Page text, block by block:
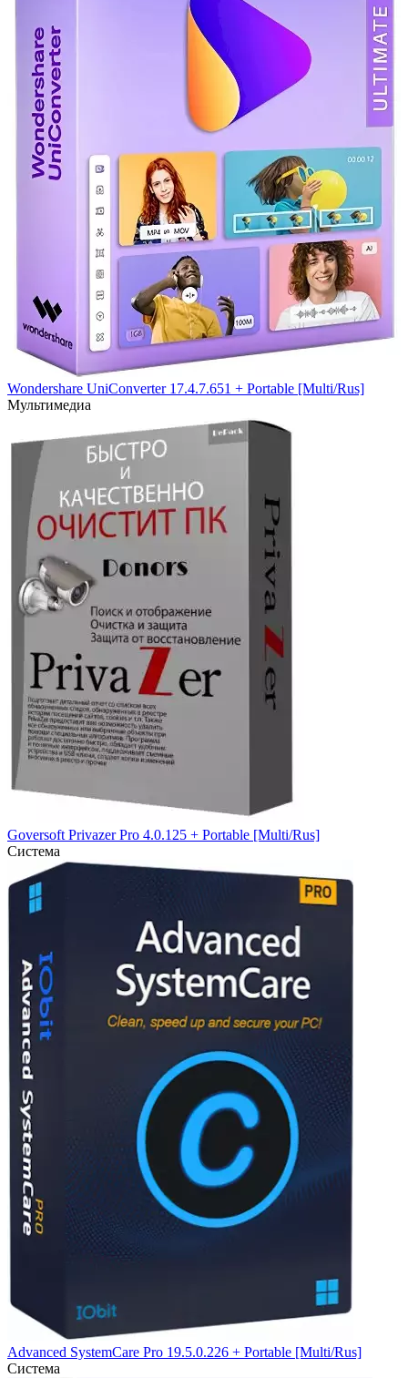
Wondershare UniConverter 17.4.7.651 + Portable [Multi/Rus]
Мультимедиа
Goversoft Privazer Pro 4.0.125 + Portable [Multi/Rus]
Система
Advanced SystemCare Pro 19.5.0.226 + Portable [Multi/Rus]
Система